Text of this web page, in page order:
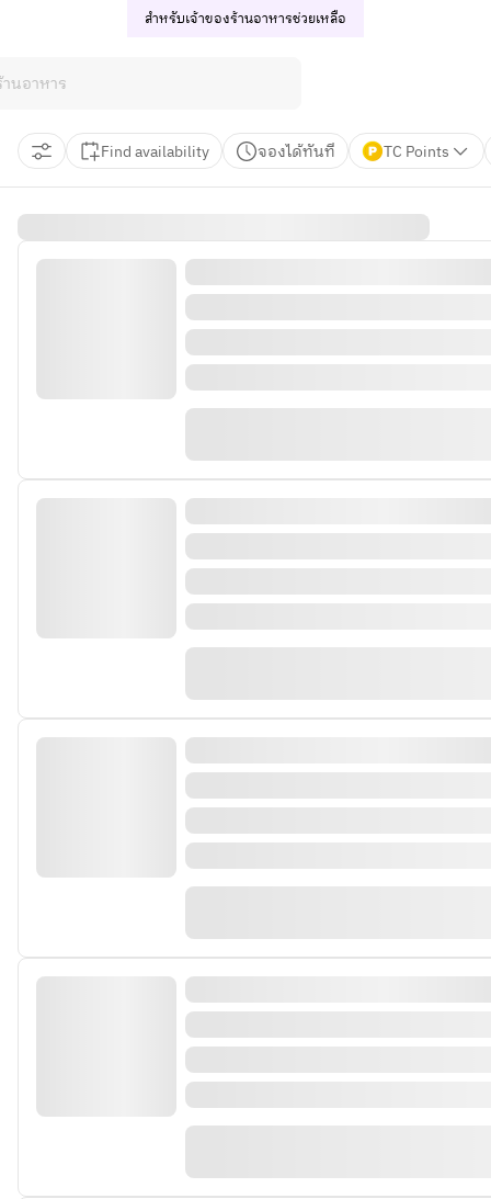
สำหรับเจ้าของร้านอาหารช่วยเหลือ
Find availability จองได้ทันที TC Points